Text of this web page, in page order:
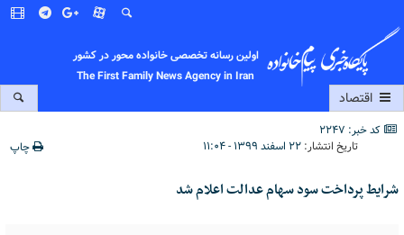
اولین رسانه تخصصی خانواده محور در کشور
The First Family News Agency in Iran
اقتصاد
کد خبر: 2247
تاریخ انتشار:۲۲ اسفند ۱۳۹۹ - ۱۱:۰۴ چاپ
شرایط پرداخت سود سهام عدالت اعلام شد